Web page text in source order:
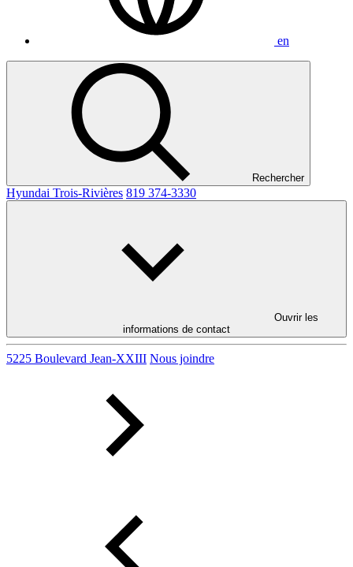
en
Rechercher
Hyundai Trois-Rivières 819 374-3330
Ouvrir les
informations de contact
5225 Boulevard Jean-XXIII Nous joindre